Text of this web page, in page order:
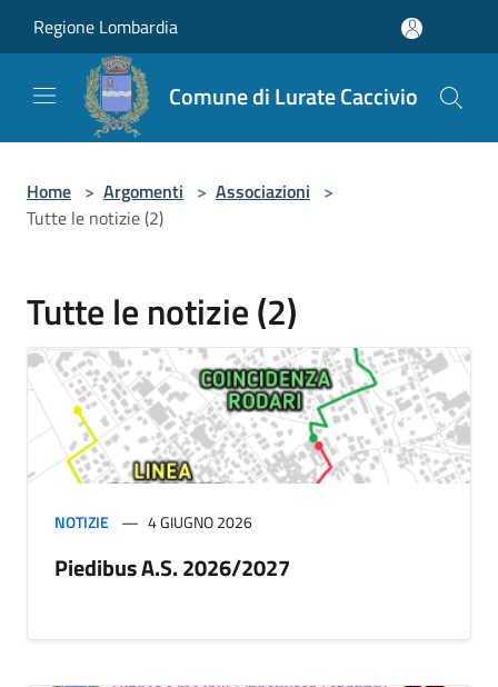
Regione Lombardia
Comune di Lurate Caccivio
Home > Argomenti > Associazioni >
Tutte le notizie (2)
Tutte le notizie (2)
NOTIZIE 4 GIUGNO 2026
Piedibus A.S. 2026/2027